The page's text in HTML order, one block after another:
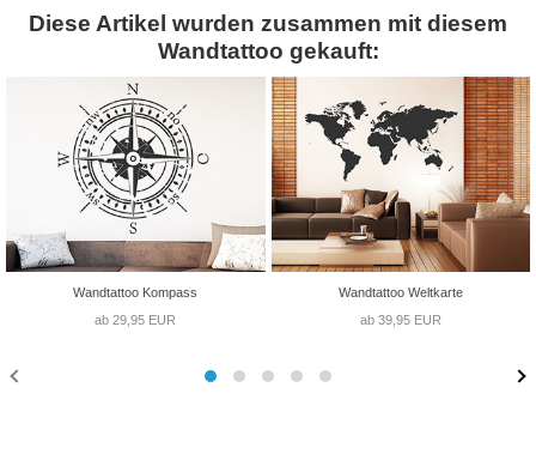
Diese Artikel wurden zusammen mit diesem
Wandtattoo gekauft:
Wandtattoo Kompass
ab 29,95 EUR
Wandtattoo Weltkarte
ab 39,95 EUR